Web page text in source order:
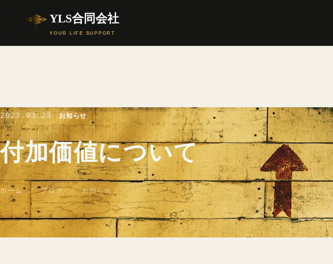
YLS合同会社
YOUR LIFE SUPPORT
2023.03.23 お知らせ
付加価値について
ホーム ／ブログ／ お知らせ